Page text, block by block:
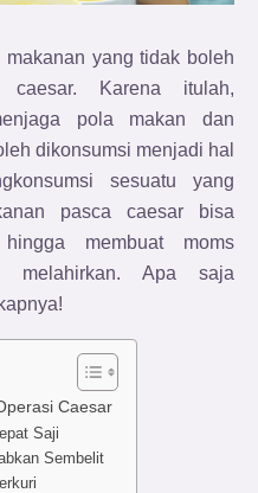
yang tidak boleh
Karena itulah,
pola makan dan
dikonsumsi menjadi hal
sesuatu yang
pasca caesar bisa
hingga membuat moms
melahirkan. Apa saja
Caesar
Saji
Sembelit